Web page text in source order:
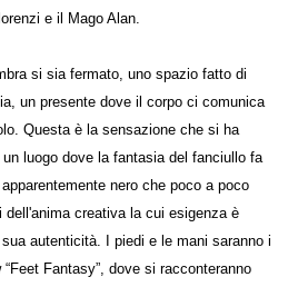
e il Mago Alan.
si sia fermato, uno spazio fatto di
un presente dove il corpo ci comunica
Questa è la sensazione che si ha
luogo dove la fantasia del fanciullo fa
nero che poco a poco
creativa la cui esigenza è
autenticità. I piedi e le mani saranno i
Fantasy”, dove si racconteranno